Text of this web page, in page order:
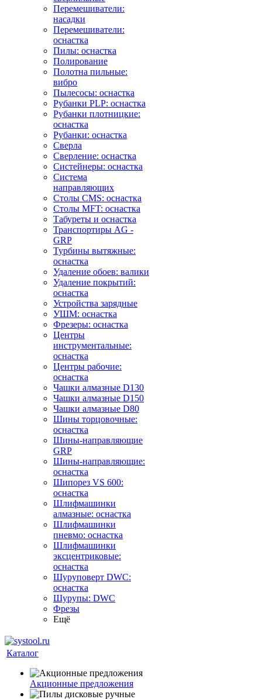
Перемешиватели:
насадки
Перемешиватели:
оснастка
Пилы: оснастка
Полирование
Полотна пильные:
вибро
Пылесосы: оснастка
Рубанки PLP: оснастка
Рубанки плотницкие:
оснастка
Рубанки: оснастка
Сверла
Сверление: оснастка
Систейнеры: оснастка
Система
направляющих
Столы CMS: оснастка
Столы MFT: оснастка
Табуреты и оснастка
Транспортиры AG -
GRP
Турбины вытяжные:
оснастка
Удаление обоев: валики
Удаление покрытий:
оснастка
Устройства зарядные
УШМ: оснастка
Фрезеры: оснастка
Центры
инструментальные:
оснастка
Центры рабочие:
оснастка
Чашки алмазные D130
Чашки алмазные D150
Чашки алмазные D80
Шины торцовочные:
оснастка
Шины-направляющие
GRP
Шины-направляющие:
оснастка
Шипорез VS 600:
оснастка
Шлифмашинки
алмазные: оснастка
Шлифмашинки
пневмо: оснастка
Шлифмашинки
эксцентриковые:
оснастка
Шуруповерт DWC:
оснастка
Шурупы: DWC
Фрезы
Ещё
Каталог
Акционные предложения